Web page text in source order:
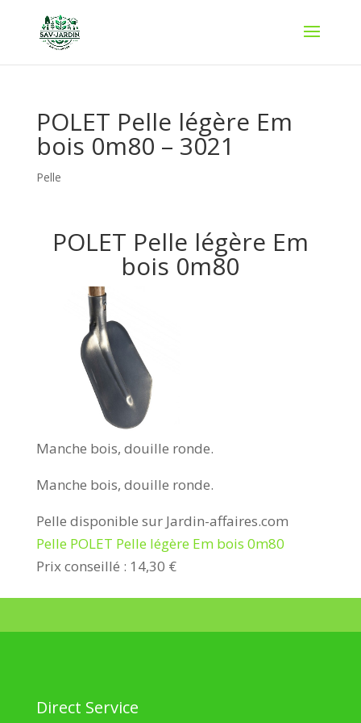
POLET Pelle légère Em
bois 0m80 – 3021
Pelle
POLET Pelle légère Em
bois 0m80
Manche bois, douille ronde.
Manche bois, douille ronde.
Pelle disponible sur Jardin-affaires.com
Pelle POLET Pelle légère Em bois 0m80
Prix conseillé : 14,30 €
Direct Service